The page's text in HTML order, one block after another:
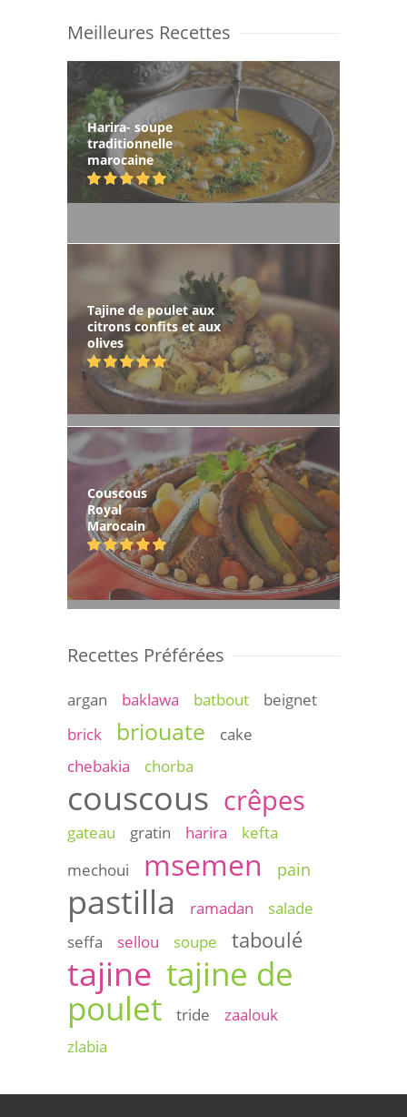
Meilleures Recettes
Harira- soupe
traditionnelle
marocaine
Tajine de poulet aux
citrons confits et aux
olives
Couscous
Royal
Marocain
Recettes Préférées
argan baklawa batbout
beignet
brick
briouate
cake
chebakia
chorba
couscous crêpes
gateau gratin harira
kefta
mechoui
msemen pain
pastilla ramadan
salade
seffa
sellou soupe taboulé
tajine tajine de
poulet
tride
zaalouk
zlabia